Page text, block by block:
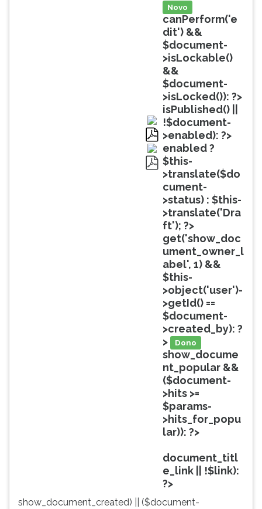
pdf
pdf
Novo
canPerform('e
dit') &&
$document-
>isLockable()
&&
$document-
>isLocked()): ?>
isPublished() ||
!$document-
>enabled): ?>
enabled ?
$this-
>translate($do
cument-
>status) : $this-
>translate('Dra
ft'); ?>
get('show_doc
ument_owner_l
abel', 1) &&
$this-
>object('user')-
>getId() ==
$document-
>created_by): ?
>
Dono
show_docume
nt_popular &&
($document-
>hits >=
$params-
>hits_for_popu
lar)): ?>
document_titl
e_link || !$link):
?>
show_document_created) || ($document-